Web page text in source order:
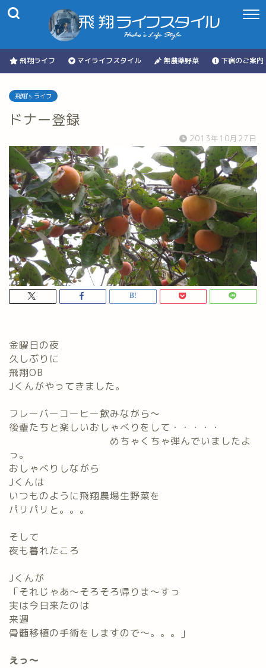
飛翔ライフ マイライフスタイル 無農薬野菜 下宿のご案内
飛翔's ライフ
ドナー登録
2013年10月27日
金曜日の夜
久しぶりに
飛翔OB
Jくんがやってきました。
フレーバーコーヒー飲みながら～
後輩たちと楽しいおしゃべりをして・・・・・
めちゃくちゃ弾んでいましたよ
っ。
おしゃべりしながら
Jくんは
いつものように飛翔農場生野菜を
パリパリと。。。
そして
夜も暮れたころ
Jくんが
「それじゃあ～そろそろ帰りま～すっ
実は今日来たのは
来週
骨髄移植の手術をしますので～。。。」
えっ～